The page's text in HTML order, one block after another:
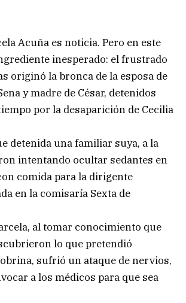
Acuña es noticia. Pero en este
inesperado: el frustrado
originó la bronca de la esposa de
y madre de César, detenidos
por la desaparición de Cecilia
detenida una familiar suya, a la
intentando ocultar sedantes en
comida para la dirigente
en la comisaría Sexta de
al tomar conocimiento que
lo que pretendió
sufrió un ataque de nervios,
a los médicos para que sea